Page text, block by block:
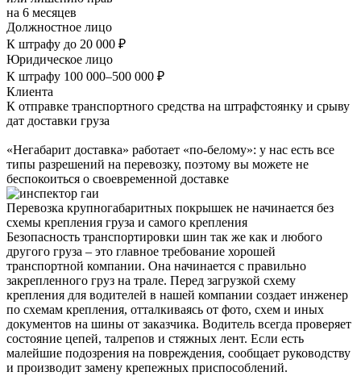
на 6 месяцев
Должностное лицо
К штрафу до 20 000 ₽
Юридическое лицо
К штрафу 100 000–500 000 ₽
Клиента
К отправке транспортного средства на штрафстоянку и срыву
дат доставки груза
«Негабарит доставка» работает «по-белому»: у нас есть все
типы разрешений на перевозку, поэтому вы можете не
беспокоиться о своевременной доставке
Перевозка крупногабаритных покрышек не начинается без
схемы крепления груза и самого крепления
Безопасность транспортировки шин так же как и любого
другого груза – это главное требование хорошей
транспортной компании. Она начинается с правильно
закрепленного груз на трале. Перед загрузкой схему
крепления для водителей в нашей компании создает инженер
по схемам крепления, отталкиваясь от фото, схем и иных
документов на шины от заказчика. Водитель всегда проверяет
состояние цепей, талрепов и стяжных лент. Если есть
малейшие подозрения на повреждения, сообщает руководству
и производит замену крепежных приспособлений.